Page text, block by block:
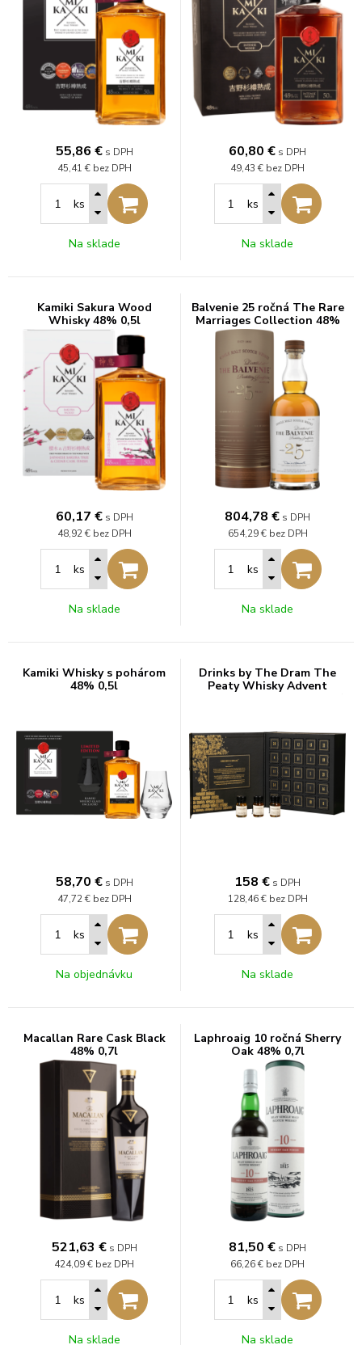
55,86 € s DPH
45,41 € bez DPH
ks
Na sklade
60,80 € s DPH
49,43 € bez DPH
ks
Na sklade
Kamiki Sakura Wood
Whisky 48% 0,5l
60,17 € s DPH
48,92 € bez DPH
ks
Na sklade
Balvenie 25 ročná The Rare
Marriages Collection 48%
0,7l
804,78 € s DPH
654,29 € bez DPH
ks
Na sklade
Kamiki Whisky s pohárom
48% 0,5l
58,70 € s DPH
47,72 € bez DPH
ks
Na objednávku
Drinks by The Dram The
Peaty Whisky Advent
158 € s DPH
128,46 € bez DPH
ks
Na sklade
Macallan Rare Cask Black
48% 0,7l
521,63 € s DPH
424,09 € bez DPH
ks
Na sklade
Laphroaig 10 ročná Sherry
Oak 48% 0,7l
81,50 € s DPH
66,26 € bez DPH
ks
Na sklade